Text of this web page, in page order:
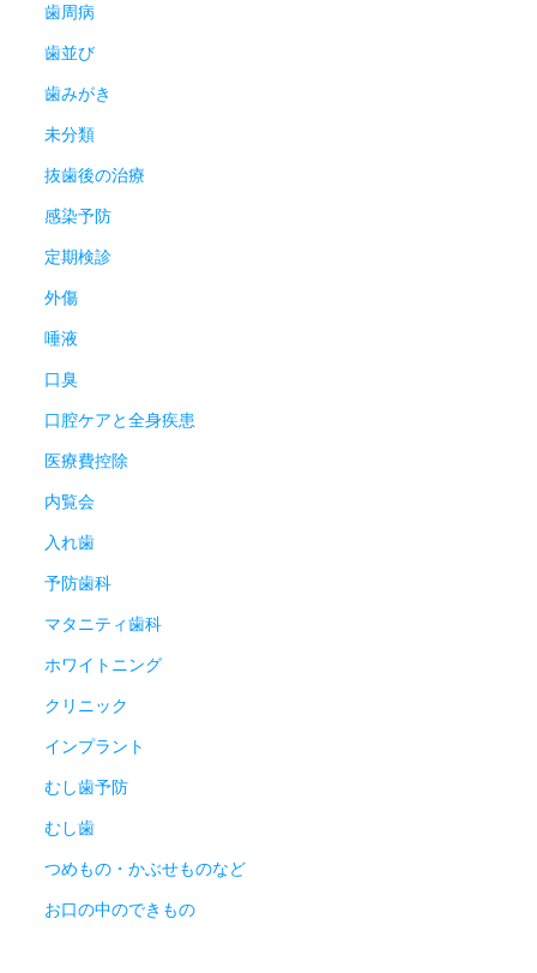
歯周病
歯並び
歯みがき
未分類
抜歯後の治療
感染予防
定期検診
外傷
唾液
口臭
口腔ケアと全身疾患
医療費控除
内覧会
入れ歯
予防歯科
マタニティ歯科
ホワイトニング
クリニック
インプラント
むし歯予防
むし歯
つめもの・かぶせものなど
お口の中のできもの